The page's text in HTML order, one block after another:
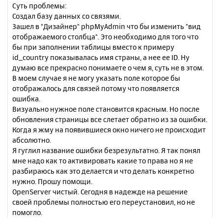
е
н
е
Суть проблемы:
Создал базу данных со связями.
Зашел в "Дизайнер" phpMyAdmin что бы изменить "вид
отображаемого столбца". Это необходимо для того что
бы при заполнении таблицы вместо к примеру
id_country показывалась имя страны, а нее ее ID. Ну
думаю все прекрасно понимаете о чем я, суть не в этом.
В моем случае я не могу указать поле которое бы
отображалось для связей потому что появляется
ошибка.
Визуально нужное поле становится красным. Но после
обновления страницы все слетает обратно из за ошибки.
Когда я жму на появившиеся окно ничего не происходит
абсолютно.
Я гуглил название ошибки безрезультатно. Я так понял
мне надо как то активировать какие то права но я не
разбираюсь как это делается и что делать конкретно
нужно. Прошу помощи.
OpenServer чистый. Сегодня в надежде на решение
своей проблемы полностью его переустановил, но не
помогло.